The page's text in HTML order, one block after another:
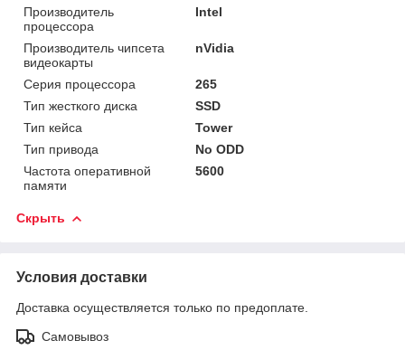
Производитель
процессора
Intel
Производитель чипсета
видеокарты
nVidia
Серия процессора
265
Тип жесткого диска
SSD
Тип кейса
Tower
Тип привода
No ODD
Частота оперативной
памяти
5600
Скрыть
Условия доставки
Доставка осуществляется только по предоплате.
Самовывоз